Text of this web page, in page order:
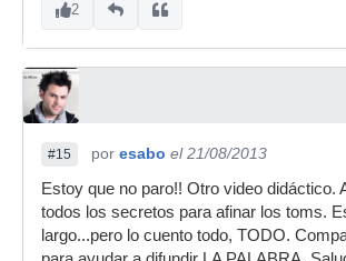
2
#15 por esabo el 21/08/2013
Estoy que no paro!! Otro video didáctico.
todos los secretos para afinar los toms.
largo...pero lo cuento todo, TODO.